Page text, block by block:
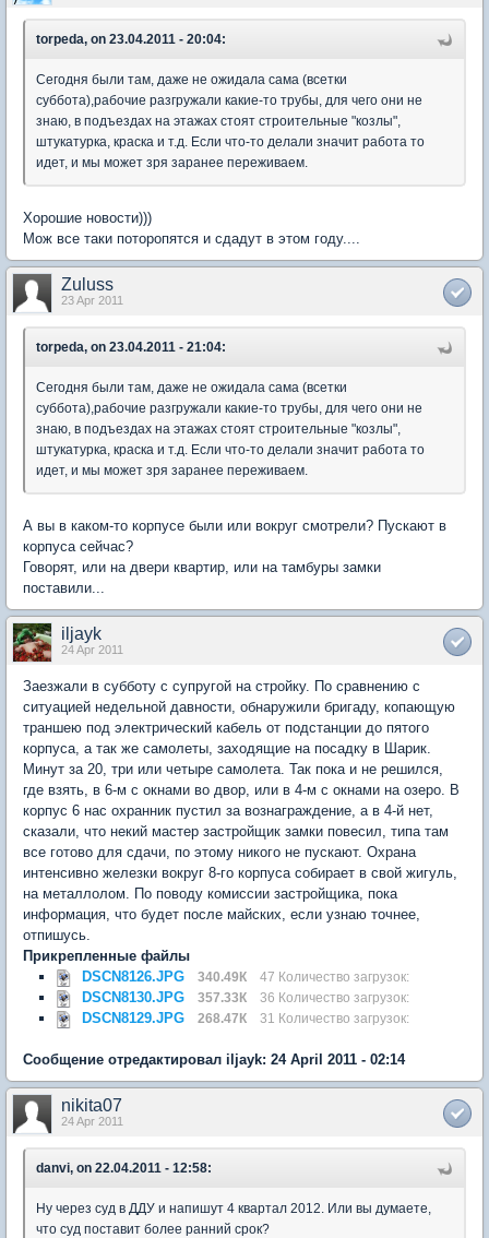
torpeda, on 23.04.2011 - 20:04:
Сегодня были там, даже не ожидала сама (всетки
суббота),рабочие разгружали какие-то трубы, для чего они не
знаю, в подъездах на этажах стоят строительные "козлы",
штукатурка, краска и т.д. Если что-то делали значит работа то
идет, и мы может зря заранее переживаем.
Хорошие новости)))
Мож все таки поторопятся и сдадут в этом году....
Zuluss
23 Apr 2011
torpeda, on 23.04.2011 - 21:04:
Сегодня были там, даже не ожидала сама (всетки
суббота),рабочие разгружали какие-то трубы, для чего они не
знаю, в подъездах на этажах стоят строительные "козлы",
штукатурка, краска и т.д. Если что-то делали значит работа то
идет, и мы может зря заранее переживаем.
А вы в каком-то корпусе были или вокруг смотрели? Пускают в
корпуса сейчас?
Говорят, или на двери квартир, или на тамбуры замки
поставили...
iljayk
24 Apr 2011
Заезжали в субботу с супругой на стройку. По сравнению с
ситуацией недельной давности, обнаружили бригаду, копающую
траншею под электрический кабель от подстанции до пятого
корпуса, а так же самолеты, заходящие на посадку в Шарик.
Минут за 20, три или четыре самолета. Так пока и не решился,
где взять, в 6-м с окнами во двор, или в 4-м с окнами на озеро. В
корпус 6 нас охранник пустил за вознаграждение, а в 4-й нет,
сказали, что некий мастер застройщик замки повесил, типа там
все готово для сдачи, по этому никого не пускают. Охрана
интенсивно железки вокруг 8-го корпуса собирает в свой жигуль,
на металлолом. По поводу комиссии застройщика, пока
информация, что будет после майских, если узнаю точнее,
отпишусь.
Прикрепленные файлы
DSCN8126.JPG
340.49К 47 Количество загрузок:
DSCN8130.JPG 357.33К 36 Количество загрузок:
DSCN8129.JPG 268.47К 31 Количество загрузок:
Сообщение отредактировал iljayk: 24 April 2011 - 02:14
nikita07
24 Apr 2011
danvi, on 22.04.2011 - 12:58:
Ну через суд в ДДУ и напишут 4 квартал 2012. Или вы думаете,
что суд поставит более ранний срок?